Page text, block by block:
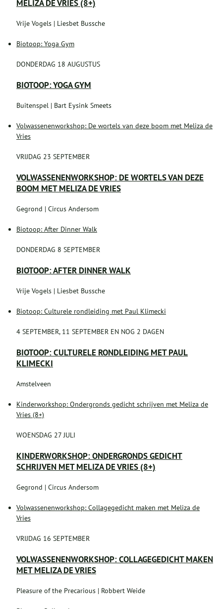
MELIZA DE VRIES (8+)
Vrije Vogels | Liesbet Bussche
Biotoop: Yoga Gym
DONDERDAG 18 AUGUSTUS
BIOTOOP: YOGA GYM
Buitenspel | Bart Eysink Smeets
Volwassenenworkshop: De wortels van deze boom met Meliza de
Vries
VRIJDAG 23 SEPTEMBER
VOLWASSENENWORKSHOP: DE WORTELS VAN DEZE
BOOM MET MELIZA DE VRIES
Gegrond | Circus Andersom
Biotoop: After Dinner Walk
DONDERDAG 8 SEPTEMBER
BIOTOOP: AFTER DINNER WALK
Vrije Vogels | Liesbet Bussche
Biotoop: Culturele rondleiding met Paul Klimecki
4 SEPTEMBER, 11 SEPTEMBER EN NOG 2 DAGEN
BIOTOOP: CULTURELE RONDLEIDING MET PAUL
KLIMECKI
Amstelveen
Kinderworkshop: Ondergronds gedicht schrijven met Meliza de
Vries (8+)
WOENSDAG 27 JULI
KINDERWORKSHOP: ONDERGRONDS GEDICHT
SCHRIJVEN MET MELIZA DE VRIES (8+)
Gegrond | Circus Andersom
Volwassenenworkshop: Collagegedicht maken met Meliza de
Vries
VRIJDAG 16 SEPTEMBER
VOLWASSENENWORKSHOP: COLLAGEGEDICHT MAKEN
MET MELIZA DE VRIES
Pleasure of the Precarious | Robbert Weide